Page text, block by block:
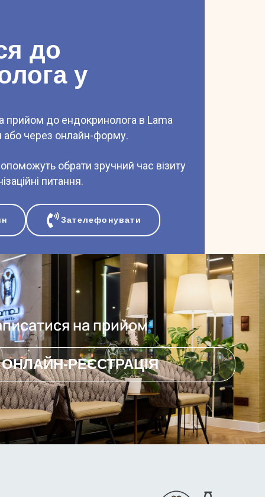
до
у
прийом до ендокринолога в Lama
через онлайн-форму.
обрати зручний час візиту
питання.
Зателефонувати
на прийом
ОНЛАЙН-РЕЄСТРАЦІЯ